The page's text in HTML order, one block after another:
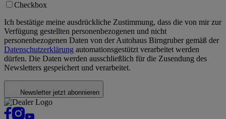
Checkbox
Ich bestätige meine ausdrückliche Zustimmung, dass die von mir zur
Verfügung gestellten personenbezogenen und nicht
personenbezogenen Daten von derAutohaus Birngrubergemäß der
Datenschutzerklärung automationsgestützt verarbeitet werden
dürfen. Die Daten werden ausschließlich für die Zusendung des
Newsletters gespeichert und verarbeitet.
Newsletter jetzt abonnieren